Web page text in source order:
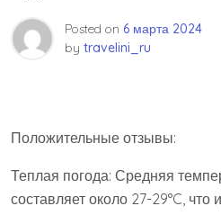
Posted on 6 марта 2024
by travelini_ru
Положительные отзывы:
Теплая погода: Средняя
составляет около 27-29°C,